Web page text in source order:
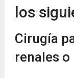
los
Cirugía
renales